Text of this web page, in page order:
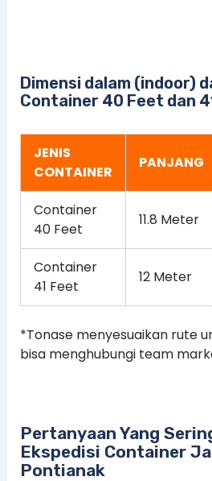
Dimensi dalam (indoor)
Container 40 Feet dan
JENIS
CONTAINER
PANJANG
Container
40 Feet
11.8 Meter
Container
41 Feet
12 Meter
*Tonase menyesuaikan rute
bisa menghubungi team
Pertanyaan Yang
Ekspedisi Container
Pontianak